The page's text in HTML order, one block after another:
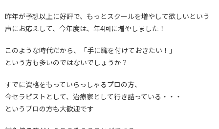
昨年が予想以上に好評で、もっとスクールを増やして欲しいという
声にお応えして、今年度は、年4回に増やしました！
このような時代だから、「手に職を付けておきたい！」
という方も多いのではないでしょうか？
すでに資格をもっていらっしゃるプロの方、
今セラピストとして、治療家として行き詰っている・・・
というプロの方も大歓迎です